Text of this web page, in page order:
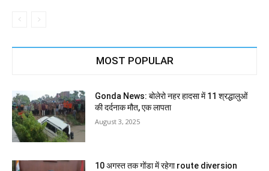
MOST POPULAR
Gonda News: बोलेरो नहर हादसा में 11 श्रद्धालुओं
की दर्दनाक मौत, एक लापता
August 3, 2025
10 अगस्त तक गोंडा में रहेगा route diversion